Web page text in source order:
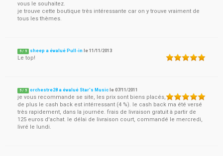
vous le souhaitez.
je trouve cette boutique très intéressante car on y trouve vraiment de
tous les thèmes.
5 / 5 sheep a évalué Pull-in le11/11/2013
Le top!
5 / 5 orchestre28 a évalué Star's Music le07/11/2011
je vous recommande se site, les prix sont biens placés,
de plus le cash back est intérressant (4 %). le cash back ma été versé
très rapidement, dans la journée. frais de livraison gratuit à partir de
125 euros d'achat. le délai de livraison court, commandé le mercredi,
livré le lundi.